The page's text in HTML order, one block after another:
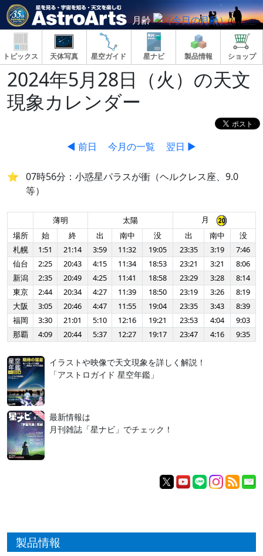
月齢
トピックス 天体写真 星空ガイド 星ナビ 製品情報 ショップ
2024年5月28日（火）の天文
現象カレンダー
◀ 前日 今月の一覧 翌日 ▶
07時56分：小惑星パラスが衝（ヘルクレス座、9.0
等）
薄明 太陽
月
場所
始 終 出 南中 没 出 南中
没
札幌
1:51 21:14 3:59 11:32 19:05 23:35 3:19
7:46
仙台
2:25 20:43 4:15 11:34 18:53 23:21 3:21
8:06
新潟
2:35 20:49 4:25 11:41 18:58 23:29 3:28
8:14
東京
2:44 20:34 4:27 11:39 18:50 23:19 3:26
8:19
大阪
3:05 20:46 4:47 11:55 19:04 23:35 3:43
8:39
福岡
3:30 21:01 5:10 12:16 19:21 23:53 4:04
9:03
那覇
4:09 20:44 5:37 12:27 19:17 23:47 4:16 9:35
イラストや映像で天文現象を詳しく解説！
「アストロガイド 星空年鑑」
最新情報は
月刊雑誌「星ナビ」でチェック！
製品情報